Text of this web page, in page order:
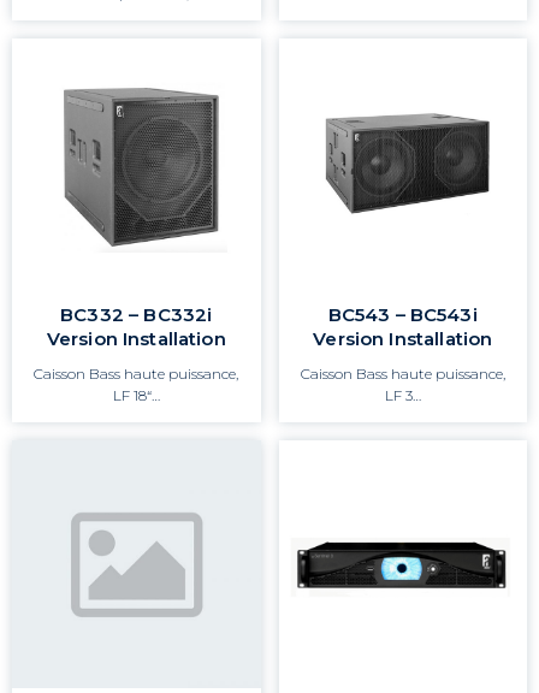
BC332 – BC332i
Version Installation
Caisson Bass haute puissance,
LF 18“…
BC543 – BC543i
Version Installation
Caisson Bass haute puissance,
LF 3…